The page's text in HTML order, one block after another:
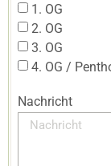
1. OG
2. OG
3. OG
4. OG /
Nachricht